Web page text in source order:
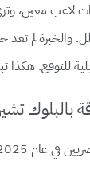
لاعب معين،
والخبرة لم تعد
قابلية للتوقع.
بالبلوك